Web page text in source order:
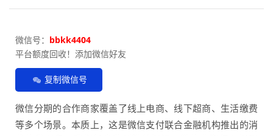
微信号： bbkk4404
平台额度回收！添加微信好友
复制微信号
微信分期的合作商家覆盖了线上电商、线下超商、生活缴费
等多个场景。本质上，这是微信支付联合金融机构推出的消